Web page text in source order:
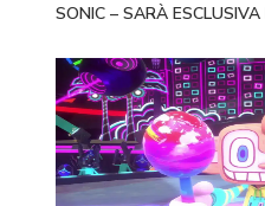
SONIC – SARÀ